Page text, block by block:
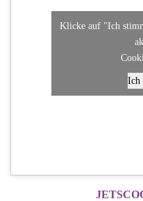
Klicke auf "Ich
Ich